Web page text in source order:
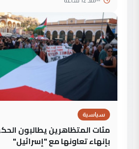
سياسية
مئات المتظاهرين يطالبون
بإنهاء تعاونها مع "إسرائيل"